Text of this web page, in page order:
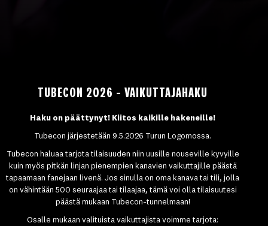
TUBECON 2026 – VAIKUTTAJAHAKU
Haku on päättynyt! Kiitos kaikille hakeneille!
Tubecon järjestetään 9.5.2026 Turun Logomossa.
Tubecon haluaa tarjota tilaisuuden niin uusille nouseville kyvyille
kuin myös pitkän linjan pienempien kanavien vaikuttajille päästä
tapaamaan fanejaan livenä. Jos sinulla on oma kanava tai tili, jolla
on vähintään 500 seuraajaa tai tilaajaa, tämä voi olla tilaisuutesi
päästä mukaan Tubecon-tunnelmaan!
Osalle mukaan valituista vaikuttajista voimme tarjota: